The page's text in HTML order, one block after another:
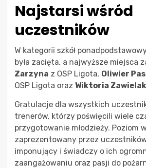
Najstarsi wśród
uczestników
W kategorii szkół
była zacięta, a najwyższe miejsca
Zarzyna z OSP Ligota, Oliwier
OSP Ligota oraz Wiktoria Zawielak
Gratulacje dla wszystkich
trenerów, którzy poświęcili wiele
przygotowanie młodzieży. Poziom
zaprezentowany przez
imponujący i świadczy o ich
zaangażowaniu oraz pasji do